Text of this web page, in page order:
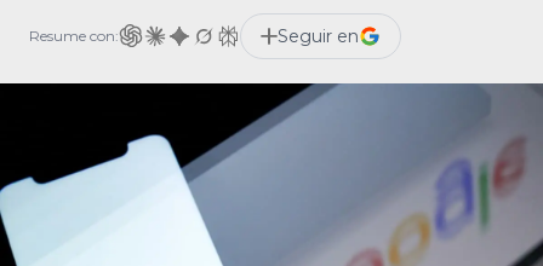
Resume con: Seguir en